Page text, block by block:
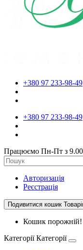
+380 97 233-98-49
+380 97 233-98-49
Працюємо Пн-Пт з
Авторизація
Реєстрація
Подивитися кошик
Кошик порожній!
Категорії Категорії